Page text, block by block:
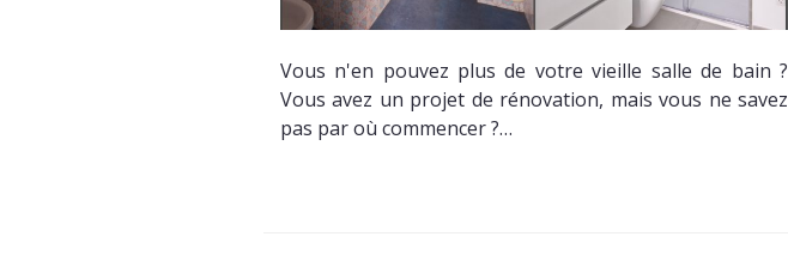
Vous n'en pouvez plus de votre vieille salle de bain ?
Vous avez un projet de rénovation, mais vous ne savez
pas par où commencer ?…